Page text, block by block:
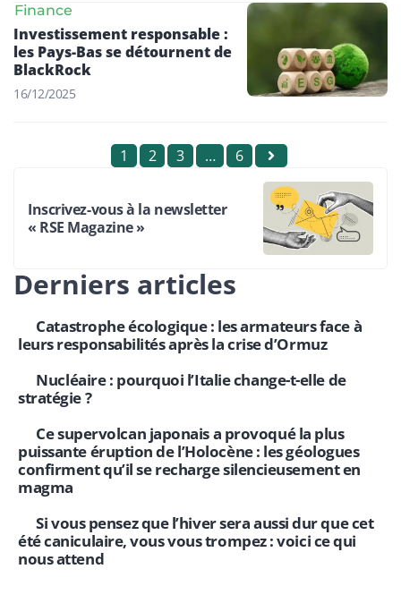
Finance
Investissement responsable :
les Pays-Bas se détournent de
BlackRock
16/12/2025
1 2 3 … 6
Inscrivez-vous à la newsletter
« RSE Magazine »
Derniers articles
Catastrophe écologique : les armateurs face à
leurs responsabilités après la crise d’Ormuz
Nucléaire : pourquoi l’Italie change-t-elle de
stratégie ?
Ce supervolcan japonais a provoqué la plus
puissante éruption de l’Holocène : les géologues
confirment qu’il se recharge silencieusement en
magma
Si vous pensez que l’hiver sera aussi dur que cet
été caniculaire, vous vous trompez : voici ce qui
nous attend